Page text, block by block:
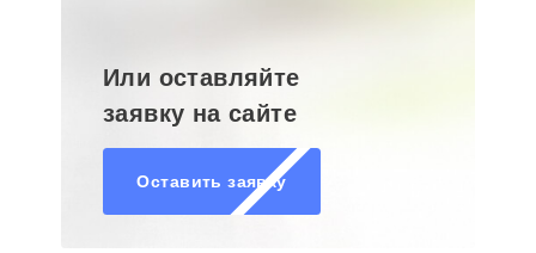
Или оставляйте
заявку на сайте
Оставить заявку